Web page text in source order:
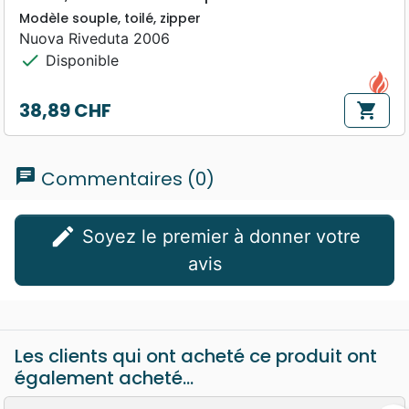
Modèle souple, toilé, zipper
Nuova Riveduta 2006
check Disponible
Prix
38,89 CHF shopping_cart
chat Commentaires (0)
edit
avis
Les clients qui ont acheté ce produit ont
également acheté...